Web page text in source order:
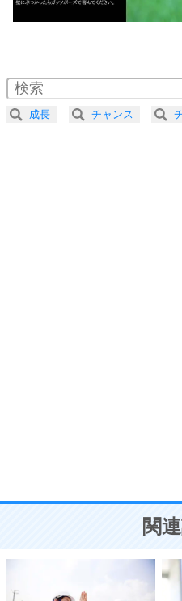
人生、なん
気楽に生きる30
4 器の大きい
プラス思考
ことが大切。
2.0倍速 （368KB 1分
2.5倍速 （295KB 1分15
3.0倍速 （246KB 1分2
成長 チャンス
関